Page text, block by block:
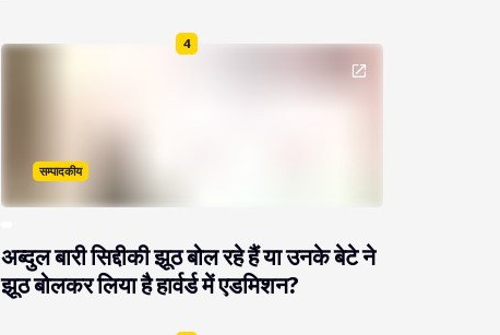
4
सम्पादकीय
अब्दुल बारी सिद्दीकी झूठ बोल रहे हैं या उनके बेटे ने
झूठ बोलकर लिया है हार्वर्ड में एडमिशन?